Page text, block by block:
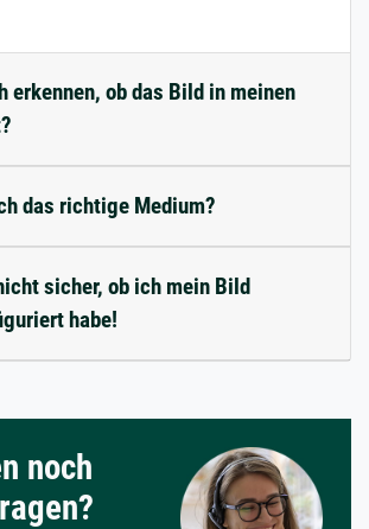
erkennen, ob das Bild in meinen
das richtige Medium?
sicher, ob ich mein Bild
habe!
noch